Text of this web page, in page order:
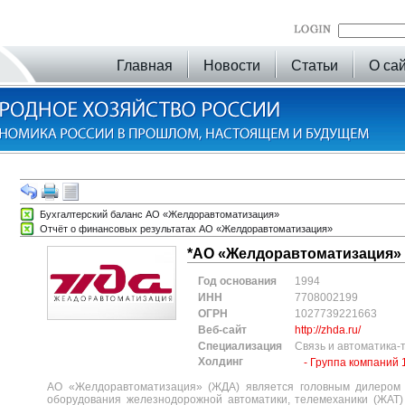
Главная Новости Статьи О
Бухгалтерский баланс АО «Желдоравтоматизация»
Отчёт о финансовых результатах АО «Желдоравтоматизация»
*АО «Желдоравтоматизация»
Год основания
1994
ИНН
7708002199
ОГРН
1027739221663
Веб-сайт
http://zhda.ru/
Специализация
Связь и автоматика-
Холдинг
- Группа компаний
АО «Желдоравтоматизация» (ЖДА) является головным
оборудования железнодорожной автоматики, телемеханики